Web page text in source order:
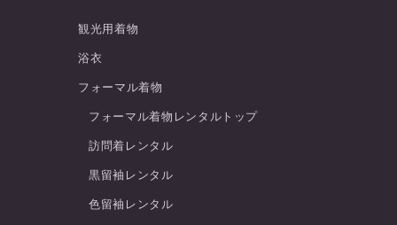
観光用着物
浴衣
フォーマル着物
フォーマル着物レンタルトップ
訪問着レンタル
黒留袖レンタル
色留袖レンタル